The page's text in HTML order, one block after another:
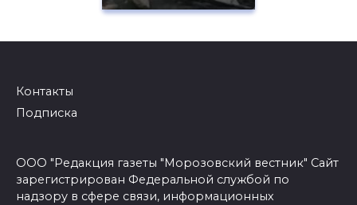
Контакты
Подписка
ООО "Редакция газеты "Морозовский вестник" Сайт
зарегистрирован Федеральной службой по
надзору в сфере связи, информационных